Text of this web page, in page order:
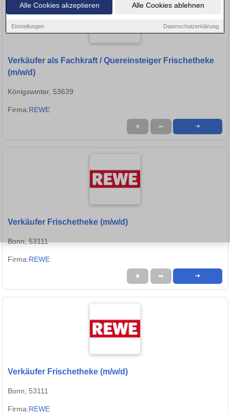
Alle Cookies akzeptieren Alle Cookies ablehnen
Einstellungen Datenschutzerklärung
Verkäufer als Fachkraft / Quereinsteiger Frischetheke
(m/w/d)
Königswinter, 53639
Firma:REWE
★ ➦ ➜
Verkäufer Frischetheke (m/w/d)
Bonn, 53111
Firma:REWE
★ ➦ ➜
Verkäufer Frischetheke (m/w/d)
Bonn, 53111
Firma:REWE